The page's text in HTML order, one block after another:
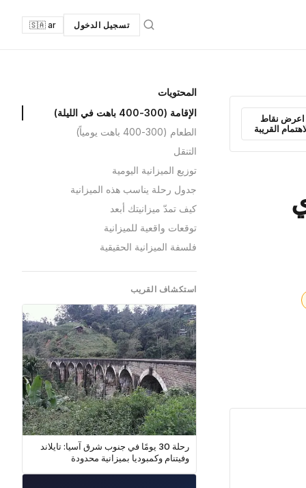
تسجيل الدخول 🇸🇦 ar
اعرض نقاط
القريبة
المحتويات
الإقامة (300-400 باهت في الليلة)
الطعام (300-400 باهت يومياً)
التنقل
توزيع الميزانية اليومية
جدول رحلة يناسب هذه الميزانية
كيف تمدّ ميزانيتك أبعد
توقعات واقعية للميزانية
فلسفة الميزانية الحقيقية
استكشاف القريب
رحلة 30 يومًا في جنوب شرق آسيا: تايلاند
وفيتنام وكمبوديا بميزانية محدودة